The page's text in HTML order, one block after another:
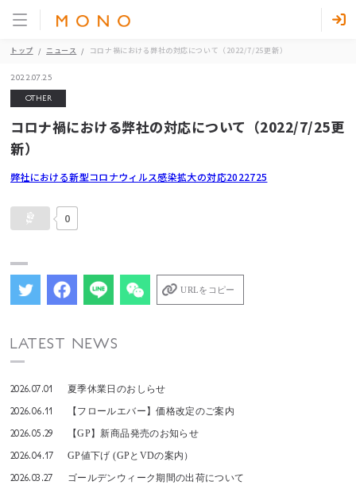
トップ ニュース コロナ禍における弊社の対応について（2022/7/25更新）
2022.07.25
OTHER
コロナ禍における弊社の対応について（2022/7/25更
新）
弊社における新型コロナウィルス感染拡大の対応2022725
0
URLをコピー
LATEST NEWS
2026.07.01 夏季休業日のおしらせ
2026.06.11 【フロールエバー】価格改定のご案内
2026.05.29 【GP】新商品発売のお知らせ
2026.04.17 GP値下げ (GPとVDの案内）
2026.03.27 ゴールデンウィーク期間の出荷について